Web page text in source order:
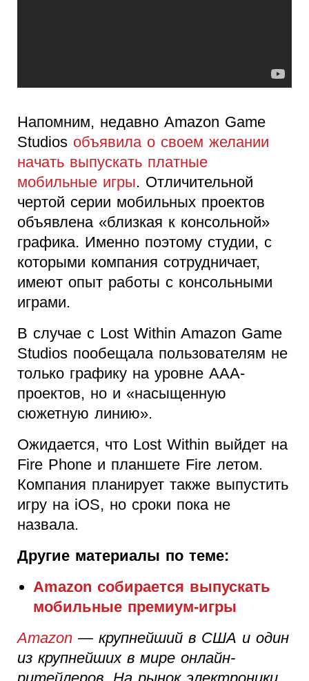
Напомним, недавно Amazon Game
Studios объявила о своем желании
начать выпускать платные
мобильные игры. Отличительной
чертой серии мобильных проектов
объявлена «близкая к консольной»
графика. Именно поэтому студии, с
которыми компания сотрудничает,
имеют опыт работы с консольными
играми.
В случае с Lost Within Amazon Game
Studios пообещала пользователям не
только графику на уровне ААА-
проектов, но и «насыщенную
сюжетную линию».
Ожидается, что Lost Within выйдет на
Fire Phone и планшете Fire летом.
Компания планирует также выпустить
игру на iOS, но сроки пока не
назвала.
Другие материалы по теме:
Amazon собирается выпускать
мобильные премиум-игры
Amazon — крупнейший в США и один
из крупнейших в мире онлайн-